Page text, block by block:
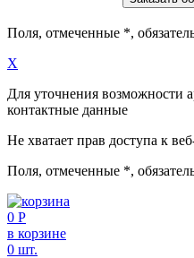
Поля, отмеченные *,
X
Для уточнения возможности
контактные данные
Не хватает прав доступа к
Поля, отмеченные *,
0 Р
в корзине
0 шт.